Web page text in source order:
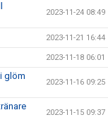
2023-11-24 08:49
2023-11-21 16:44
2023-11-18 06:01
glöm
2023-11-16 09:25
2023-11-15 09:37